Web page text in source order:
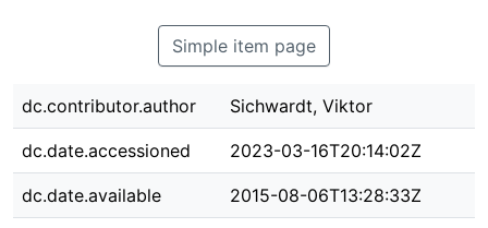
Simple item page
dc.contributor.author Sichwardt, Viktor
dc.date.accessioned 2023-03-16T20:14:02Z
dc.date.available 2015-08-06T13:28:33Z